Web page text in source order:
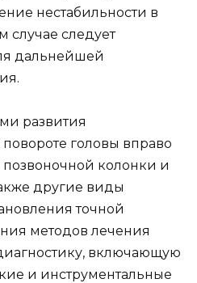
нестабильности в
случае следует
дальнейшей
развития
головы вправо
позвоночной колонки и
другие виды
точной
методов лечения
включающую
и инструментальные